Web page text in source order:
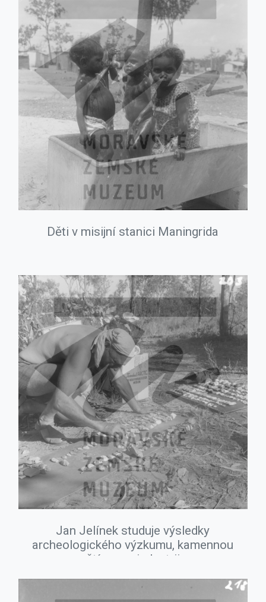
Děti v misijní stanici Maningrida
Jan Jelínek studuje výsledky
archeologického výzkumu, kamennou
štípanou industrii